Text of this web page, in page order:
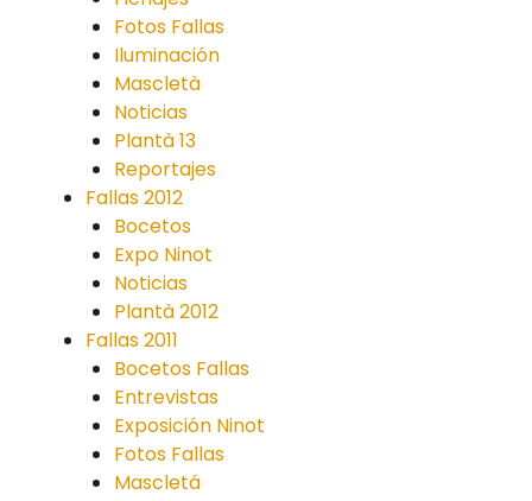
Fotos Fallas
Iluminación
Mascletà
Noticias
Plantà 13
Reportajes
Fallas 2012
Bocetos
Expo Ninot
Noticias
Plantà 2012
Fallas 2011
Bocetos Fallas
Entrevistas
Exposición Ninot
Fotos Fallas
Mascletá